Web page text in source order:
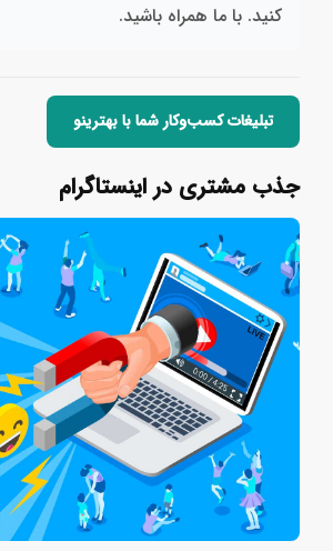
کنید. با ما همراه باشید.
تبلیغات کسب‌وکار شما با بهترینو
جذب مشتری در اینستاگرام